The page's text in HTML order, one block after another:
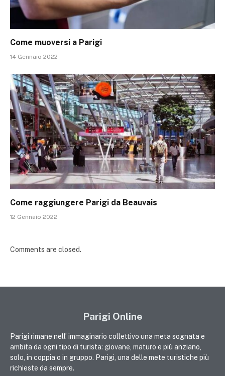
Come muoversi a Parigi
14 Gennaio 2022
Come raggiungere Parigi da Beauvais
12 Gennaio 2022
Comments are closed.
Parigi Online
Parigi rimane nell’ immaginario collettivo una meta sognata e
ambita da ogni tipo di turista: giovane, maturo e più anziano,
solo, in coppia o in gruppo. Parigi, una delle mete turistiche più
richieste da sempre.